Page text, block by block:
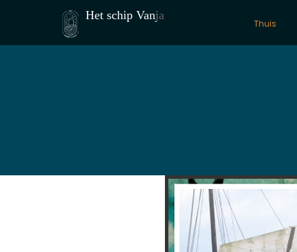
Het schip Vanja
Thuis